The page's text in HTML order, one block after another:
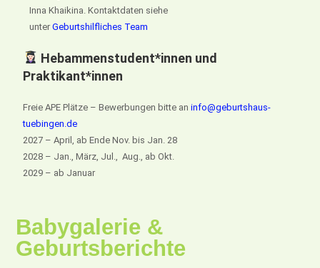
Inna Khaikina. Kontaktdaten siehe
unterGeburtshilfliches Team
Hebammenstudent*innen und
Praktikant*innen
Freie APE Plätze – Bewerbungen bitte aninfo@geburtshaus-
tuebingen.de
2027 – April, ab Ende Nov. bis Jan. 28
2028 – Jan., März, Jul., Aug., ab Okt.
2029 – ab Januar
Babygalerie &
Geburtsberichte